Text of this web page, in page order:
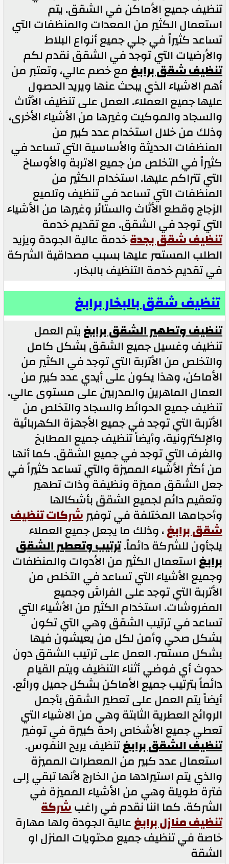
تنظيف جميع الأماكن في الشقق. يتم
استعمال الكثير من المعدات والمنظفات التي
تساعد كثيراً في جلي جميع أنواع البلاط
والأرضيات التي توجد في الشقق نقدم لكم
تنظيف شقق برابغ مع خصم عالي، وتعتبر من
أهم الاشياء الذي يبحث عنها ويريد الحصول
عليها جميع العملاء. العمل على تنظيف الأثاث
والسجاد والموكيت وغيرها من الأشياء الأخرى،
وذلك من خلال استخدام عدد كبير من
المنظفات الحديثة والأساسية التي تساعد في
كثيراً في التخلص من جميع الاتربة والأوساخ
التي تتراكم عليها. استخدام الكثير من
المنظفات التي تساعد في تنظيف وتلميع
الزجاج وقطع الأثاث والستائر وغيرها من الأشياء
التي توجد في الشقق. مع تقديم خدمة
تنظيف شقق بجدةخدمة عالية الجودة ويزيد
الطلب المستمر عليها بسبب مصداقية الشركة
في تقديم خدمة التنظيف بالبخار.
تنظيف شقق بالبخار برابغ
تنظيف وتطهير الشقق برابغيتم العمل
تنظيف وغسيل جميع الشقق بشكل كامل
والتخلص من الأتربة التي توجد في الكثير من
الأماكن، وهذا يكون على أيدي عدد كبير من
العمال الماهرين والمدربين على مستوى عالي.
تنظيف جميع الحوائط والسجاد والتخلص من
الأتربة التي توجد في جميع الأجهزة الكهربائية
والإلكترونية، وأيضاً تنظيف جميع المطابخ
والغرف التي توجد في جميع الشقق. كما أنها
من أكثر الأشياء المميزة والتي تساعد كثيراً في
جعل الشقق مميزة ونظيفة وذات تطهير
وتعقيم دائم لجميع الشقق بأشكالها
وأحجامها المختلفة في توفيرشركات تنظيف
شقق برابغ، وذلك ما يجعل جميع العملاء
يلجأون للشركة دائماً.ترتيب وتعطير الشقق
برابغاستعمال الكثير من الأدوات والمنظفات
وجميع الأشياء التي تساعد في التخلص من
الأتربة التي توجد على الفراش وجميع
المفروشات. استخدام الكثير من الأشياء التي
تساعد في ترتيب الشقق وهي التي تكون
بشكل صحي وأمن لكل من يعيشون فيها
بشكل مستمر. العمل على ترتيب الشقق دون
حدوث أي فوضي أثناء التنظيف ويتم القيام
دائماً بترتيب جميع الأماكن بشكل جميل ورائع.
أيضاً يتم العمل على تعطير الشقق بأجمل
الروائح العطرية الثابتة وهي من الاشياء التي
تعطي جميع الأشخاص راحة كبيرة في توفير
تنظيف الشقق برابغتنظيف يريح النفوس.
استعمال عدد كبير من المعطرات المميزة
والذي يتم استيرادها من الخارج لأنها تبقي إلى
فترة طويلة وهي من الأشياء المميزة في
الشركة. كما اننا نقدم في راغبشركة
تنظيف منازل برابغعالية الجودة ولها مهارة
خاصة في تنظيف جميع محتويات المنزل او
الشقة